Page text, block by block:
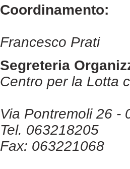
Coordinamento:
Francesco Prati
Segreteria
Centro per la Lotta
Via Pontremoli 26 -
Tel. 063218205
Fax: 063221068